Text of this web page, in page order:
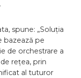
spune: „Soluția
bazează pe
de orchestrare a
rețea, prin
al tuturor